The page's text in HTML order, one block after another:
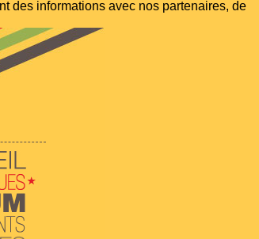
des informations avec nos partenaires, de